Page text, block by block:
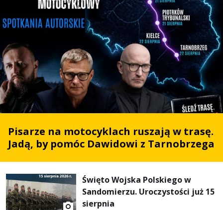
Pisarze na motocyklach ruszają w trasę.
Jadą, by pomóc Dawidowi z Tarnobrzega
Święto Wojska Polskiego w
Sandomierzu. Uroczystości już 15
sierpnia